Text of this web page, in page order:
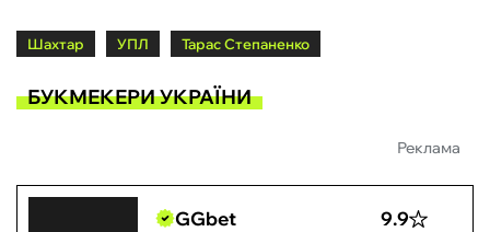
Шахтар УПЛ Тарас Степаненко
БУКМЕКЕРИ УКРАЇНИ
Реклама
GGbet 9.9